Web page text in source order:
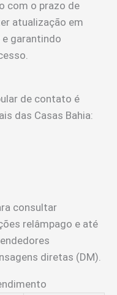
com o prazo de
atualização em
garantindo
de contato é
das Casas Bahia:
consultar
relâmpago e até
diretas (DM).